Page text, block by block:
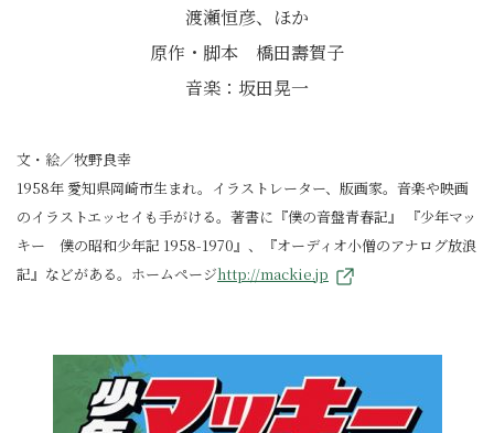
渡瀬恒彦、ほか
原作・脚本 橋田壽賀子
音楽：坂田晃一
文・絵／牧野良幸
1958年 愛知県岡崎市生まれ。イラストレーター、版画家。音楽や映画
のイラストエッセイも手がける。著書に『僕の音盤青春記』 『少年マッ
キー 僕の昭和少年記 1958-1970』、『オーディオ小僧のアナログ放浪
記』などがある。ホームページhttp://mackie.jp